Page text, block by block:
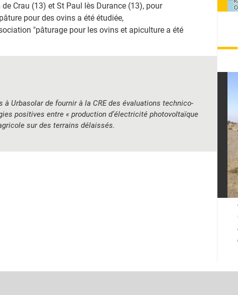
Crau (13) et St Paul lès Durance (13), pour
pour des ovins a été étudiée,
"pâturage pour les ovins et apiculture a été
Urbasolar de fournir à la CRE des évaluations technico-
positives entre « production d’électricité photovoltaïque
sur des terrains délaissés.